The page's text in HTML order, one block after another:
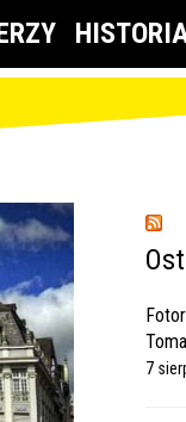
7